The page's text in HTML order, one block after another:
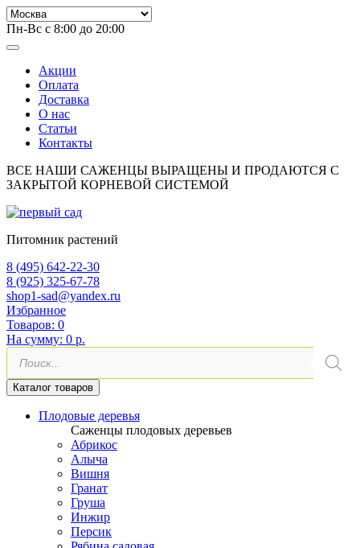
Пн-Вс с 8:00 до 20:00
Акции
Оплата
Доставка
О нас
Статьи
Контакты
ВСЕ НАШИ САЖЕНЦЫ ВЫРАЩЕНЫ И ПРОДАЮТСЯ С
ЗАКРЫТОЙ КОРНЕВОЙ СИСТЕМОЙ
Питомник растений
8 (495) 642-22-30
8 (925) 325-67-78
shop1-sad@yandex.ru
Избранное
Товаров: 0
На сумму: 0 р.
Поиск
товаров
Каталог товаров
Плодовые деревья
Саженцы плодовых деревьев
Абрикос
Алыча
Вишня
Гранат
Груша
Инжир
Персик